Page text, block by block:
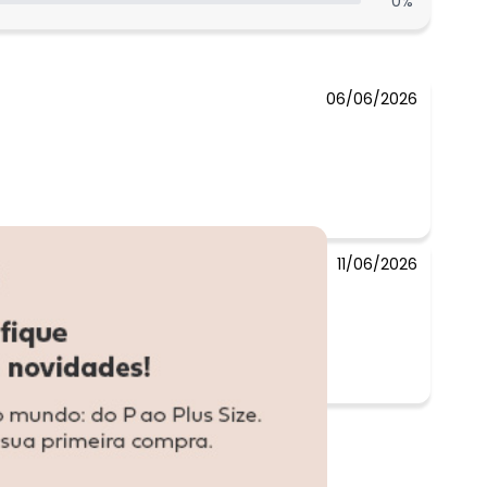
N/D*
N/D*
06/06/2026
11/06/2026